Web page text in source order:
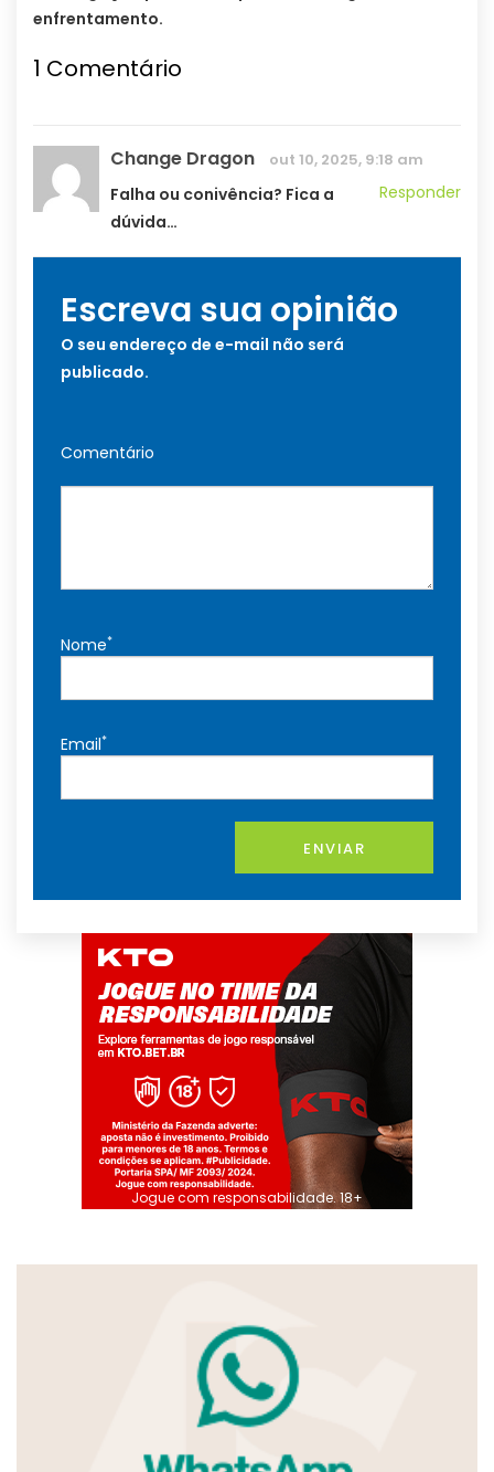
enfrentamento.
1 Comentário
Change Dragon out 10, 2025, 9:18 am
Responder
Falha ou conivência? Fica a
dúvida…
Escreva sua opinião
O seu endereço de e-mail não será
publicado.
Comentário
Nome*
Email*
ENVIAR
Jogue com responsabilidade. 18+